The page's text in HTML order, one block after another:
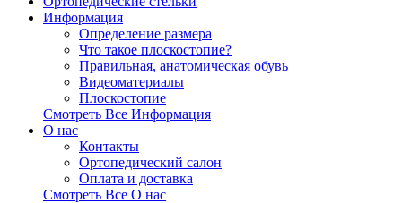
Информация
Определение размера
Что такое плоскостопие?
Правильная, анатомическая обувь
Видеоматериалы
Плоскостопие
Смотреть Все Информация
О нас
Контакты
Ортопедический салон
Оплата и доставка
Смотреть Все О нас